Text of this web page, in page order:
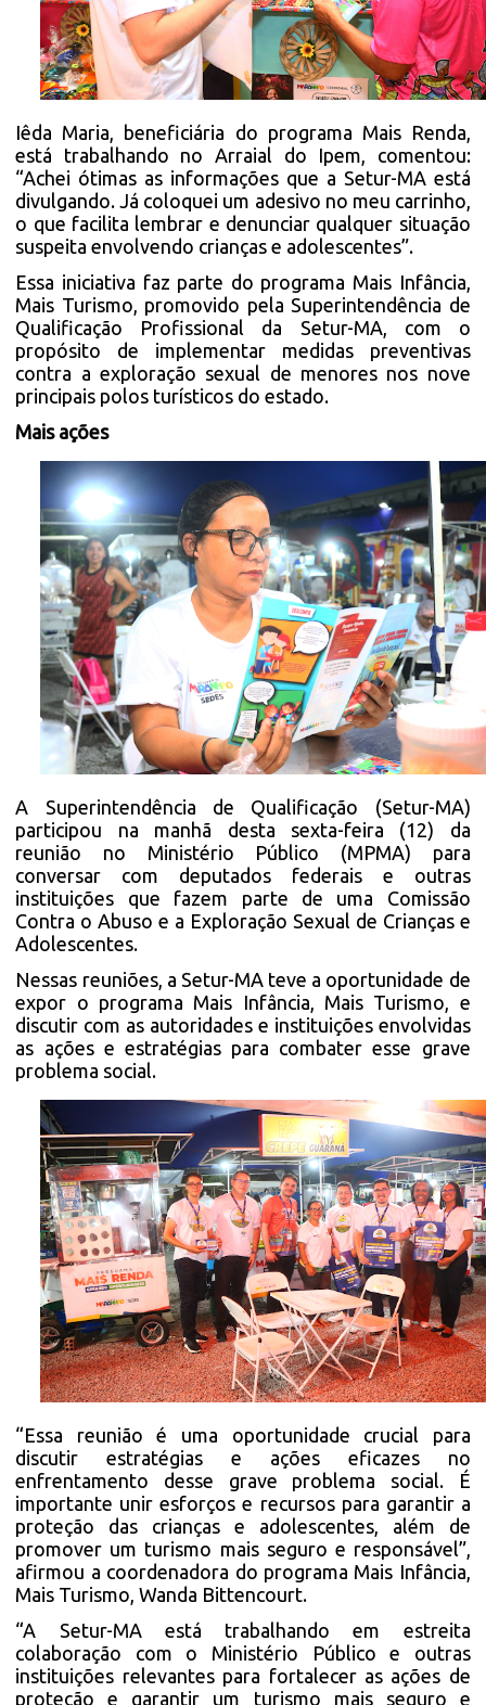
Iêda Maria, beneficiária do programa Mais Renda,
está trabalhando no Arraial do Ipem, comentou:
“Achei ótimas as informações que a Setur-MA está
divulgando. Já coloquei um adesivo no meu carrinho,
o que facilita lembrar e denunciar qualquer situação
suspeita envolvendo crianças e adolescentes”.
Essa iniciativa faz parte do programa Mais Infância,
Mais Turismo, promovido pela Superintendência de
Qualificação Profissional da Setur-MA, com o
propósito de implementar medidas preventivas
contra a exploração sexual de menores nos nove
principais polos turísticos do estado.
Mais ações
A Superintendência de Qualificação (Setur-MA)
participou na manhã desta sexta-feira (12) da
reunião no Ministério Público (MPMA) para
conversar com deputados federais e outras
instituições que fazem parte de uma Comissão
Contra o Abuso e a Exploração Sexual de Crianças e
Adolescentes.
Nessas reuniões, a Setur-MA teve a oportunidade de
expor o programa Mais Infância, Mais Turismo, e
discutir com as autoridades e instituições envolvidas
as ações e estratégias para combater esse grave
problema social.
“Essa reunião é uma oportunidade crucial para
discutir estratégias e ações eficazes no
enfrentamento desse grave problema social. É
importante unir esforços e recursos para garantir a
proteção das crianças e adolescentes, além de
promover um turismo mais seguro e responsável”,
afirmou a coordenadora do programa Mais Infância,
Mais Turismo, Wanda Bittencourt.
“A Setur-MA está trabalhando em estreita
colaboração com o Ministério Público e outras
instituições relevantes para fortalecer as ações de
proteção e garantir um turismo mais seguro e